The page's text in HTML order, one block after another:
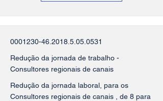
0001230-46.2018.5.05 .0531
Redução da jornada de trabalho -
Consultores regionais de canais
Redução da jornada laboral, para os
Consultores regionais de canais , de 8 para